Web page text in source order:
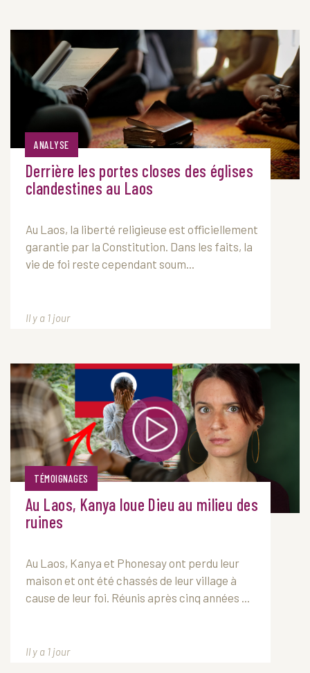
ANALYSE
Derrière les portes closes des églises
clandestines au Laos
Au Laos, la liberté religieuse est officiellement
garantie par la Constitution. Dans les faits, la
vie de foi reste cependant soum...
Il y a 1 jour
TÉMOIGNAGES
Au Laos, Kanya loue Dieu au milieu des
ruines
Au Laos, Kanya et Phonesay ont perdu leur
maison et ont été chassés de leur village à
cause de leur foi. Réunis après cinq années ...
Il y a 1 jour